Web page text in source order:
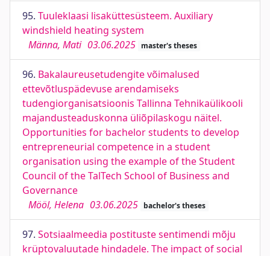
95. Tuuleklaasi lisaküttesüsteem. Auxiliary
windshield heating system
Männa, Mati 03.06.2025 master's theses
96. Bakalaureusetudengite võimalused
ettevõtluspädevuse arendamiseks
tudengiorganisatsioonis Tallinna Tehnikaülikooli
majandusteaduskonna üliõpilaskogu näitel.
Opportunities for bachelor students to develop
entrepreneurial competence in a student
organisation using the example of the Student
Council of the TalTech School of Business and
Governance
Mööl, Helena 03.06.2025 bachelor's theses
97. Sotsiaalmeedia postituste sentimendi mõju
krüptovaluutade hindadele. The impact of social